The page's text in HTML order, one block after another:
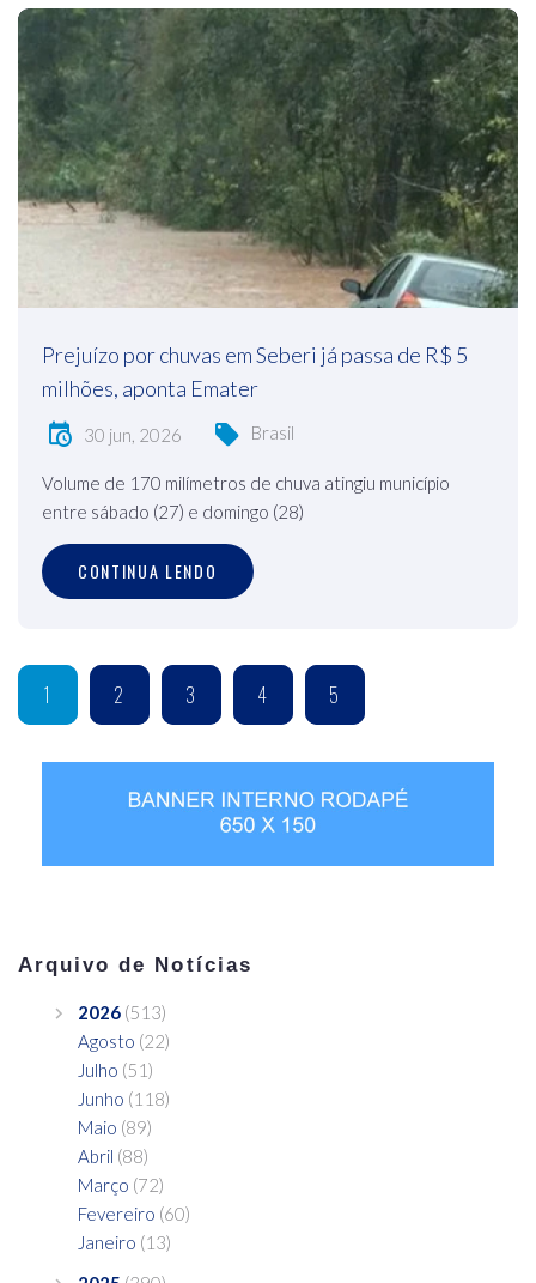
Prejuízo por chuvas em Seberi já passa de R$ 5
milhões, aponta Emater
30 jun, 2026 Brasil
Volume de 170 milímetros de chuva atingiu município
entre sábado (27) e domingo (28)
CONTINUA LENDO
1 2 3 4 5
Arquivo de Notícias
2026 (513)
Agosto (22)
Julho (51)
Junho (118)
Maio (89)
Abril (88)
Março (72)
Fevereiro (60)
Janeiro (13)